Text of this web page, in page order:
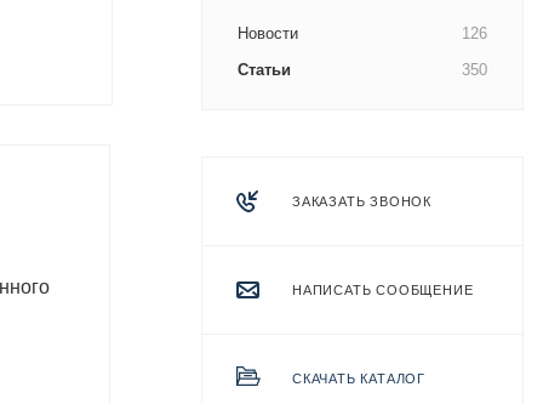
126
Новости
350
Статьи
ЗАКАЗАТЬ ЗВОНОК
НАПИСАТЬ СООБЩЕНИЕ
СКАЧАТЬ КАТАЛОГ